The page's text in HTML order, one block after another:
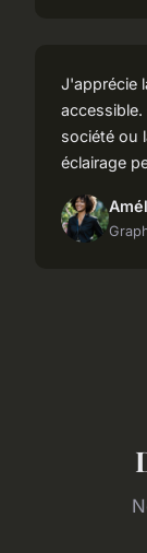
J'apprécie
société ou
éclairage